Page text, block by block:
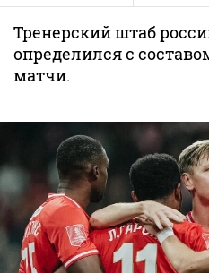
Тренерский штаб
определился с
матчи.